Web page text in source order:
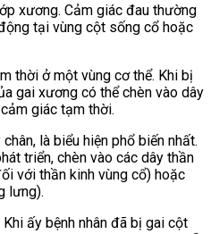
xương. Cảm giác đau thường
tại vùng cột sống cổ hoặc
thời ở một vùng cơ thể. Khi bị
gai xương có thể chèn vào dây
giác tạm thời.
là biểu hiện phổ biến nhất.
triển, chèn vào các dây thần
với thần kinh vùng cổ) hoặc
lưng).
ấy bệnh nhân đã bị gai cột